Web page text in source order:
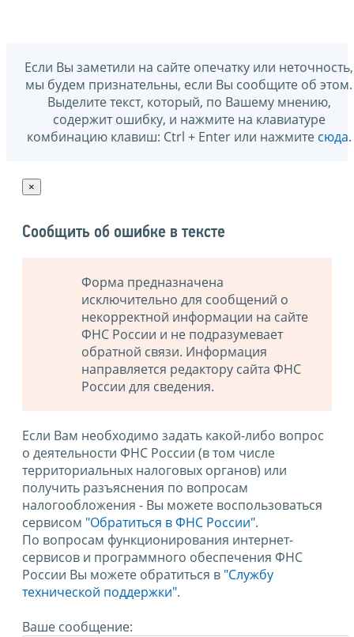
Если Вы заметили на сайте опечатку или неточность,
мы будем признательны, если Вы сообщите об этом.
Выделите текст, который, по Вашему мнению,
содержит ошибку, и нажмите на клавиатуре
комбинацию клавиш: Ctrl + Enter или нажмите сюда.
×
Сообщить об ошибке в тексте
Форма предназначена
исключительно для сообщений о
некорректной информации на сайте
ФНС России и не подразумевает
обратной связи. Информация
направляется редактору сайта ФНС
России для сведения.
Если Вам необходимо задать какой-либо вопрос
о деятельности ФНС России (в том числе
территориальных налоговых органов) или
получить разъяснения по вопросам
налогообложения - Вы можете воспользоваться
сервисом "Обратиться в ФНС России".
По вопросам функционирования интернет-
сервисов и программного обеспечения ФНС
России Вы можете обратиться в "Службу
технической поддержки".
Ваше сообщение: